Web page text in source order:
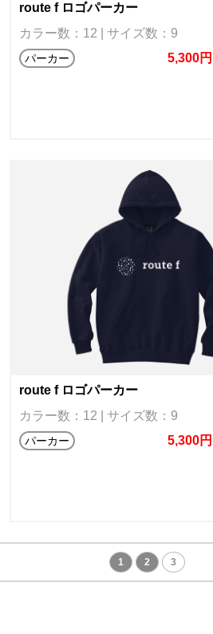
route f ロゴパーカー
カラー数：12 | サイズ数：9
パーカー 5,300円
route f ロゴパーカー
カラー数：12 | サイズ数：9
パーカー 5,300円
1 2 3